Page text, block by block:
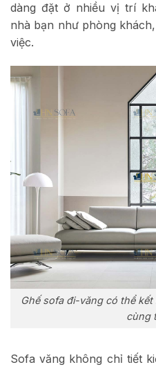
dàng đặt ở nhiều vị trí
nhà bạn như phòng
việc.
Ghế sofa đi-văng có thể
cùng
Sofa văng không chỉ tiết